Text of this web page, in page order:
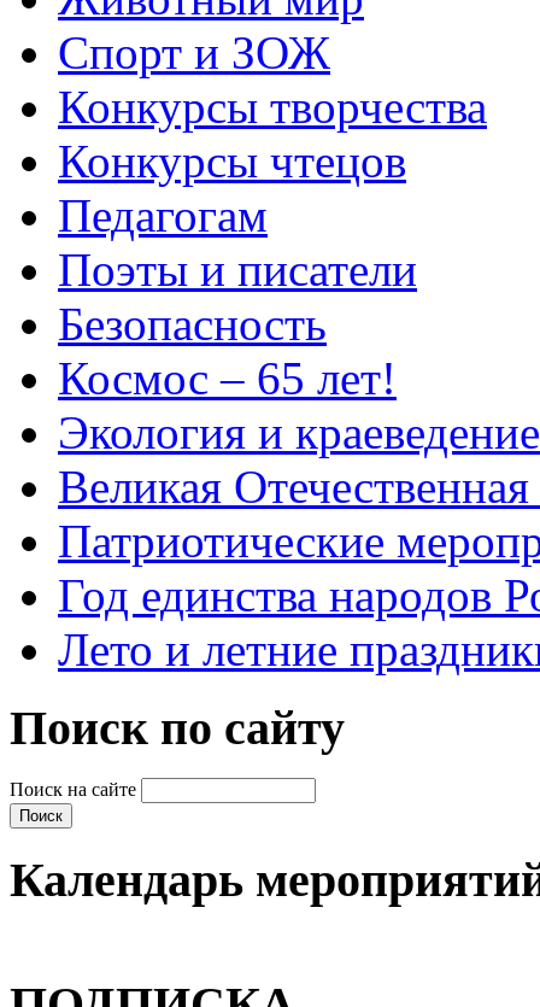
Спорт и ЗОЖ
Конкурсы творчества
Конкурсы чтецов
Педагогам
Поэты и писатели
Безопасность
Космос – 65 лет!
Экология и краеведение
Великая
Патриотические
Год единства народов
Лето и летние
Поиск по сайту
Поиск на сайте
Календарь